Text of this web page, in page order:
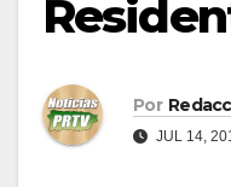
Por
JUL 14,